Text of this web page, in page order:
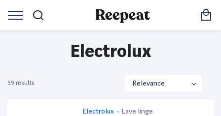
Electrolux
59 results
Electrolux - Lave linge